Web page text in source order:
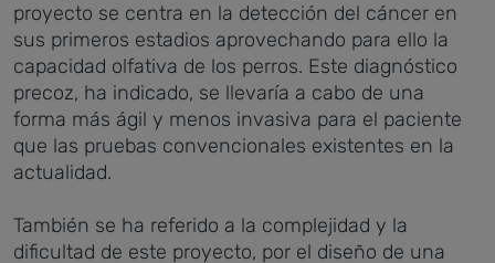
proyecto se centra en la detección del cáncer en
sus primeros estadios aprovechando para ello la
capacidad olfativa de los perros. Este diagnóstico
precoz, ha indicado, se llevaría a cabo de una
forma más ágil y menos invasiva para el paciente
que las pruebas convencionales existentes en la
actualidad.
También se ha referido a la complejidad y la
dificultad de este proyecto, por el diseño de una